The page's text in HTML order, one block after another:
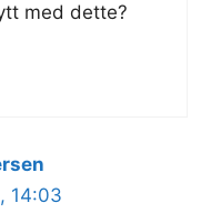
med dette?
14:03